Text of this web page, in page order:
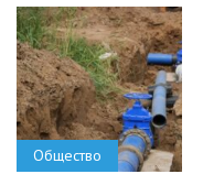
Общество